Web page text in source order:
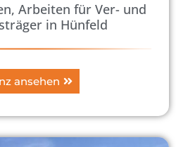
Arbeiten für Ver- und
in Hünfeld
ansehen